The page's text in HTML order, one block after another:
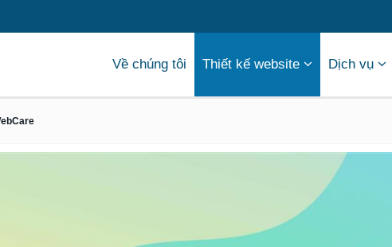
Về chúng tôi Thiết kế website Dịch vụ
nghiệp trên nền tảng Internet. Một Website đạt yêu cầu phải vừa đẹp